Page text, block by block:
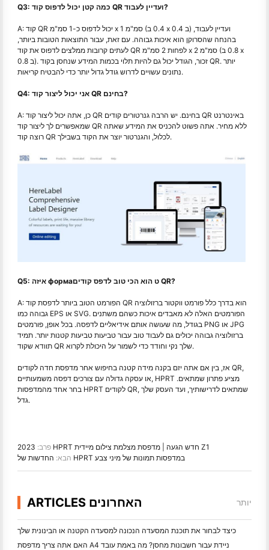
Q3: כמה קטן יכול לדפוס קוד QR ועדיין לעבוד?
A: קוד QR יכול לדפוס כ-1 סמ"מ x 1 סמ"מ (0.4 ב x 0.4 ב) ועדיין לעבוד,
בהנחה שהסרוקן הוא איכות גבוהה. עם זאת, עבור התוצאות הטובות ביותר,
לעתים קרובות ממלצים לדפוס את קוד QR לפחות 2 סמ"מ x 2 סמ"מ (0.8 ב x
0.8 ב). זכור, הגודל יכול גם להיות תלוי בכמות המידע שנחסן בקוד QR. יותר
נתונים עשויים לדרוש גודל גדול יותר כדי להבטיח קריאות.
Q4: אני יכול ליצור קוד QR בחינם?
A: כן, אתה יכול ליצור קוד QR בחינם. יש הרבה גנרטורים קודים QR באינטרנט
שמאפשרים לך ליצור קוד QR ללא מחיר. אתה פשוט להכניס את המידע שאתה
רוצה קוד QR לכלול, והגנרטור יוצר את הקוד בשבילך.
Q5: איזה формаט הוא הכי טוב לדפס קודים QR?
A: הפורמט הטוב ביותר לדפסת קוד QR הוא בדרך כלל פורמט ווקטור ברזולוציה
גבוהה כמו EPS או SVG. הפורמטים האלה לא מאבדים איכות כשהם משתנים
בגודל, מה שעושה אותם אידיאליים לדפסה. בכל אופן, פורמטים PNG או JPG
ברזולוציה גבוהה יכולים גם לעבוד טוב עבור טביעות טביעות קטנות יותר. תמיד
תוודא שקוד QR שלך נקי וחודד כדי לשמור על היכולת לקרוא.
אז, בין אם אתה יזם בקנה מידה קטנה בחיפוש אחר מדפסת חדה לקודים QR,
או עסקה גדולה עם צורכים דפסה משמעותיים, HPRT מציע פתרון שמתאים.
בחר אחד מהמדפסות HPRT לקודים QR, שמתאים לדרישותיך, ועד העסק שלך
גדל.
פרב:
2023 HPRT חדש הגעה | מדפסת מצלמת צילום מיידית Z1
הבא:
החדשות של HPRT במדפסות תמונות של מיני צבע
ARTICLES האחרונים יותר
כיצד לבחור את תוכנת המסעדה הנכונה למסעדה הקטנה או הבינונית שלך
האם אתה צריך מדפסת A4 ניידת עבור חשבונות מחסן? מה באמת עובד